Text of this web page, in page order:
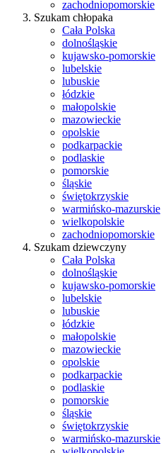
zachodniopomorskie
Szukam chłopaka
Cała Polska
dolnośląskie
kujawsko-pomorskie
lubelskie
lubuskie
łódzkie
małopolskie
mazowieckie
opolskie
podkarpackie
podlaskie
pomorskie
śląskie
świętokrzyskie
warmińsko-mazurskie
wielkopolskie
zachodniopomorskie
Szukam dziewczyny
Cała Polska
dolnośląskie
kujawsko-pomorskie
lubelskie
lubuskie
łódzkie
małopolskie
mazowieckie
opolskie
podkarpackie
podlaskie
pomorskie
śląskie
świętokrzyskie
warmińsko-mazurskie